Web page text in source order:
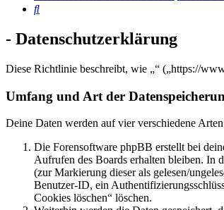
Suche
- Datenschutzerklärung
Diese Richtlinie beschreibt, wie „“ („https://
Umfang und Art der
Deine Daten werden auf vier verschiedene
Die Forensoftware phpBB erstellt bei
Aufrufen des Boards erhalten bleiben. In
(zur Markierung dieser als gelesen/
Benutzer-ID, ein
Cookies löschen“ löschen.